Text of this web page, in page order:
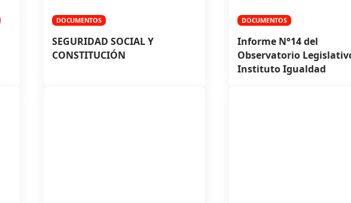
DOCUMENTOS
SEGURIDAD SOCIAL Y
CONSTITUCIÓN
DOCUMENTOS
Informe N°14 del
Observatorio
Instituto Igualdad